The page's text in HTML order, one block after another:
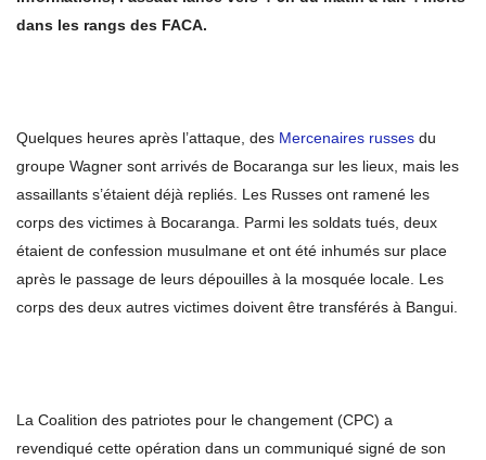
dans les rangs des FACA.
Quelques heures après l’attaque, des Mercenaires russes du
groupe Wagner sont arrivés de Bocaranga sur les lieux, mais les
assaillants s’étaient déjà repliés. Les Russes ont ramené les
corps des victimes à Bocaranga. Parmi les soldats tués, deux
étaient de confession musulmane et ont été inhumés sur place
après le passage de leurs dépouilles à la mosquée locale. Les
corps des deux autres victimes doivent être transférés à Bangui.
La Coalition des patriotes pour le changement (CPC) a
revendiqué cette opération dans un communiqué signé de son